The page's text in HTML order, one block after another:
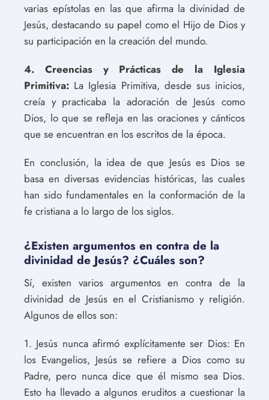
varias epístolas en las que afirma la divinidad de
Jesús, destacando su papel como el Hijo de Dios y
su participación en la creación del mundo.
4. Creencias y Prácticas de la Iglesia
Primitiva: La Iglesia Primitiva, desde sus inicios,
creía y practicaba la adoración de Jesús como
Dios, lo que se refleja en las oraciones y cánticos
que se encuentran en los escritos de la época.
En conclusión, la idea de que Jesús es Dios se
basa en diversas evidencias históricas, las cuales
han sido fundamentales en la conformación de la
fe cristiana a lo largo de los siglos.
¿Existen argumentos en contra de la
divinidad de Jesús? ¿Cuáles son?
Sí, existen varios argumentos en contra de la
divinidad de Jesús en el Cristianismo y religión.
Algunos de ellos son:
1. Jesús nunca afirmó explícitamente ser Dios: En
los Evangelios, Jesús se refiere a Dios como su
Padre, pero nunca dice que él mismo sea Dios.
Esto ha llevado a algunos eruditos a cuestionar la